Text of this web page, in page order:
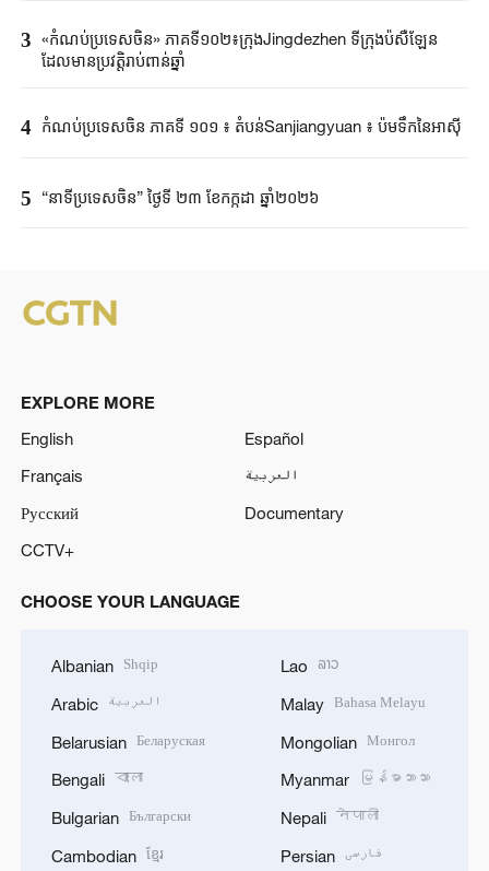
3 «កំណប់ប្រទេសចិន» ភាគទី១០២៖ក្រុងJingdezhen ទីក្រុងប៉សឺឡែន
ដែលមានប្រវត្តិរាប់ពាន់ឆ្នាំ
4 កំណប់ប្រទេសចិន ភាគទី ១០១ ៖ តំបន់Sanjiangyuan ៖ ប៉មទឹកនៃអាស៊ី
5 “នាទីប្រទេសចិន” ថ្ងៃទី ២៣ ខែកក្កដា ឆ្នាំ២០២៦
EXPLORE MORE
English
Español
Français
العربية
Русский
Documentary
CCTV+
CHOOSE YOUR LANGUAGE
Albanian Shqip
Arabic العربية
Belarusian Беларуская
Bengali বাংলা
Bulgarian Български
Cambodian ខ្មែរ
Lao ລາວ
Malay Bahasa Melayu
Mongolian Монгол
Myanmar မြန်မာဘာသာ
Nepali नेपाली
Persian فارسی